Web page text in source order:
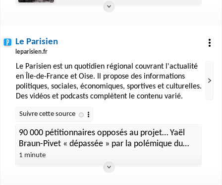
Le Parisien
leparisien.fr
Le Parisien est un quotidien régional couvrant l'actualité
en Île-de-France et Oise. Il propose des informations
politiques, sociales, économiques, sportives et culturelles.
Des vidéos et podcasts complètent le contenu varié.
90 000 pétitionnaires opposés au projet… Yaël
Braun-Pivet « dépassée » par la polémique du
nouveau pavillon de l’Assemblée
1 minute